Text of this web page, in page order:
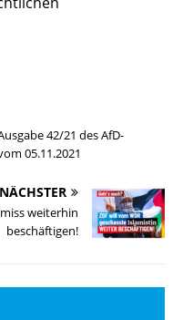
42/21 des AfD-
05.11.2021
NÄCHSTER
weiterhin
beschäftigen!